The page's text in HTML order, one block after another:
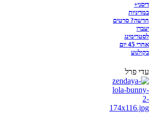
דיסני+
במדיניות
חדשה? סרטים
יעברו
לסטרימינג
אחרי 45 יום
בקולנוע
עדי פרל